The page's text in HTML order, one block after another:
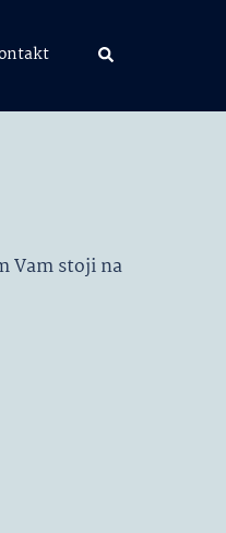
Vam stoji na